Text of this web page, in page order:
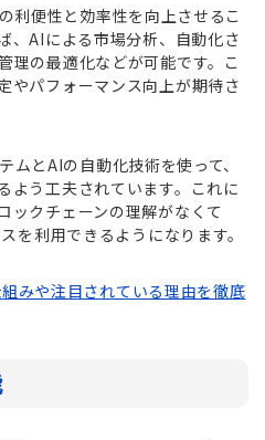
利便性と効率性を向上させるこ
、AIによる市場分析、自動化さ
理の最適化などが可能です。こ
やパフォーマンス向上が期待さ
とAIの自動化技術を使って、
よう工夫されています。これに
ックチェーンの理解がなくて
を利用できるようになります。
みや注目されている理由を徹底